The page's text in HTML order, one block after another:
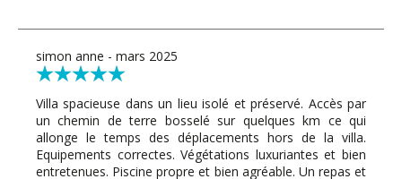
simon anne - mars 2025
Villa spacieuse dans un lieu isolé et préservé. Accès par
un chemin de terre bosselé sur quelques km ce qui
allonge le temps des déplacements hors de la villa.
Equipements correctes. Végétations luxuriantes et bien
entretenues. Piscine propre et bien agréable. Un repas et